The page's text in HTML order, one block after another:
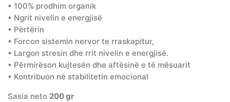
• 100% prodhim organik
• Ngrit nivelin e energjisë
• Përtërin
• Forcon sistemin nervor te rraskapitur,
• Largon stresin dhe rrit nivelin e energjisë.
• Përmirëson kujtesën dhe aftësinë e të mësuarit
• Kontribuon në stabilitetin emocional
Sasia neto 200 gr